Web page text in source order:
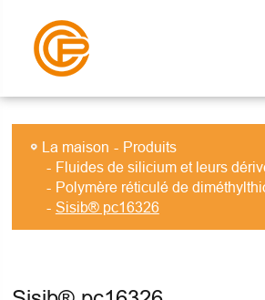
La maison
Produits
Fluides de silicium et leurs
Polymère réticulé de
Sisib® pc16326